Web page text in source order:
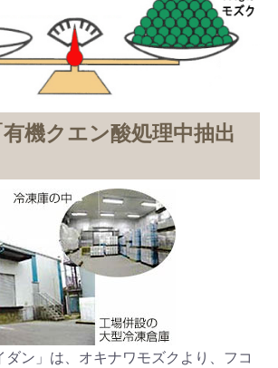
機クエン酸処理中抽出
ダン」は、オキナワモズクより、フコ